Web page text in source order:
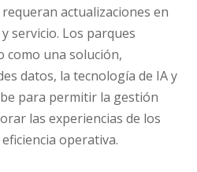
actualizaciones en
servicio. Los parques
como una solución,
datos, la tecnología de IA y
para permitir la gestión
las experiencias de los
operativa.